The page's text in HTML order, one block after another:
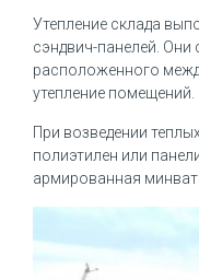
Утепление склада
сэндвич-панелей.
расположенного
утепление помещений.
При возведении
полиэтилен или
армированная